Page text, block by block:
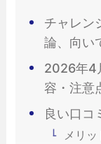
チャレン
論、向い
2026年4
容・注意
良い口コ
メリ